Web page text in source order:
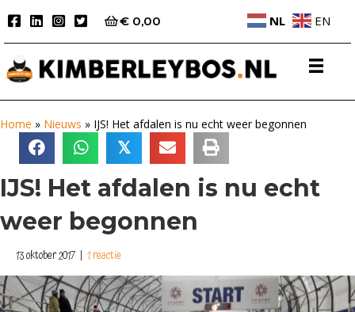
€ 0,00 NL EN
Home » Nieuws » IJS! Het afdalen is nu echt weer begonnen
𝕏
IJS! Het afdalen is nu echt
weer begonnen
13 oktober 2017 | 1 reactie